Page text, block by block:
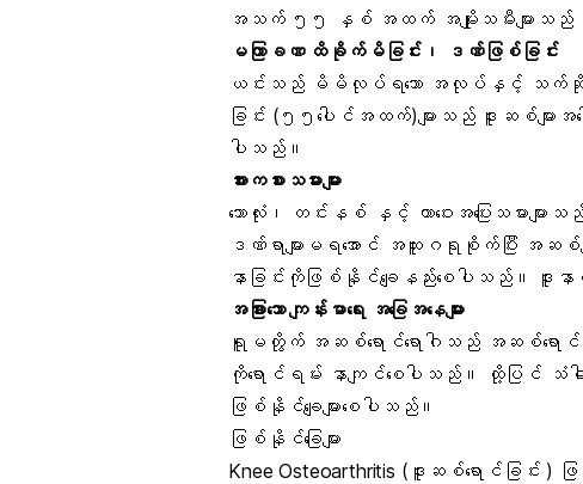
အသက် ၅၅ နှစ် အထက် အမျိုးသမီးများသည် အ
မကြာခဏ ထိခိုက်မိခြင်း၊ ဒဏ်ဖြစ်ခြင်း
ယင်းသည် မိမိလုပ်ရသော အလုပ်နှင့် သက်ဆိုင်
ခြင်း (၅၅ပေါင်အထက်)များသည် ဒူးဆစ်မျာ
ပါသည်။
အားကစားသမားများ
ဘောလုံး၊ တင်းနစ် နှင့် တာဝေးအပြေးသမားများသ
ဒဏ်ရာများမရအောင် အထူးဂရုစိုက်ပြီး အဆစ်မျ
နာခြင်းကိုဖြစ်နိုင်ချေနည်းစေပါသည်။ ဒူးနာ
အခြားသော ကျန်းမာရေး အခြေအနေများ
ရူမတွိုက် အဆစ်ရောင်ရောဂါသည် အဆစ်ရောင်ခ
ကိုရောင်ရမ်း နာကျင်စေပါသည်။ ထို့ပြင် သံဓါတ်မ
ဖြစ်နိုင်ချေများစေပါသည်။
ဖြစ်နိုင်ခြေများ
Knee Osteoarthritis (ဒူးဆစ်ရောင်ခြင်း